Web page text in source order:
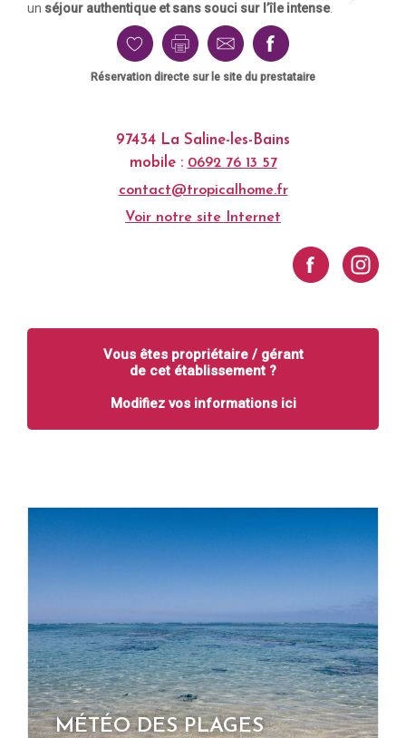
un séjour authentique et sans souci sur l’île intense.
Réservation directe sur le site du prestataire
97434 La Saline-les-Bains
mobile : 0692 76 13 57
contact@tropicalhome.fr
Voir notre site Internet
Vous êtes propriétaire / gérant
de cet établissement ?
Modifiez vos informations ici
MÉTÉO DES PLAGES